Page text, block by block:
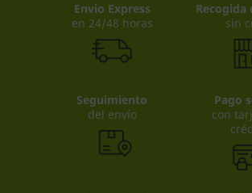
Envio Express
en 24/48 horas
Recogida
sin
Seguimiento
del envío
Pago
con